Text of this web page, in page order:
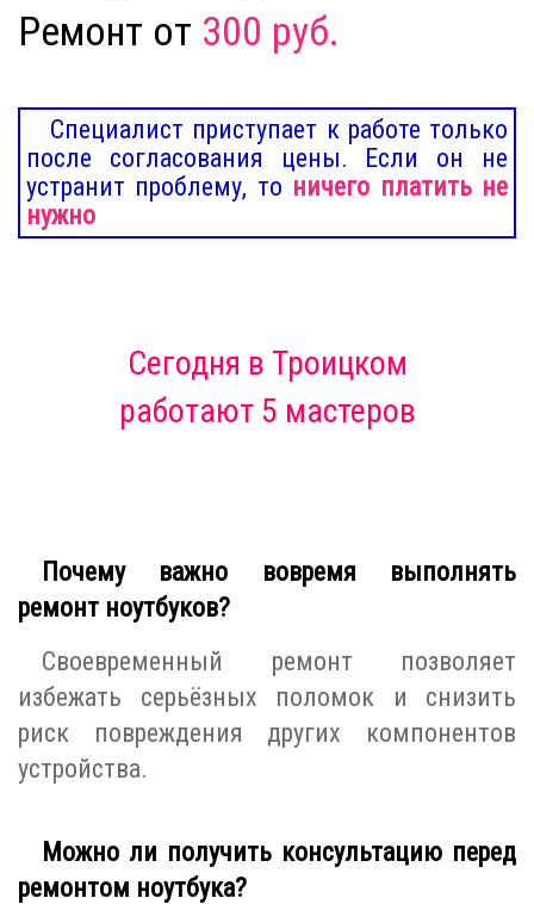
Ремонт от 300 руб.
Специалист приступает к работе только
после согласования цены. Если он не
устранит проблему, то ничего платить не
нужно
Сегодня в Троицком
работают 5 мастеров
Почему важно вовремя выполнять
ремонт ноутбуков?
Своевременный ремонт позволяет
избежать серьёзных поломок и снизить
риск повреждения других компонентов
устройства.
Можно ли получить консультацию перед
ремонтом ноутбука?